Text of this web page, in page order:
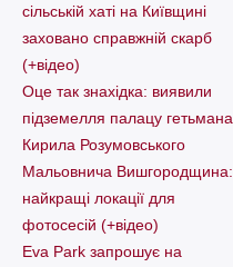
сільській хаті на Київщині
заховано справжній скарб
(+відео)
Оце так знахідка: виявили
підземелля палацу гетьмана
Кирила Розумовського
Мальовнича Вишгородщина:
найкращі локації для
фотосесій (+відео)
Eva Park запрошує на